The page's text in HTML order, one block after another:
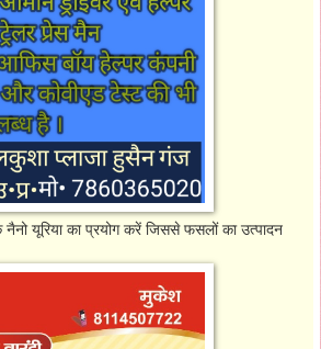
नैनो यूरिया का प्रयोग करें जिससे फसलों का उत्पादन